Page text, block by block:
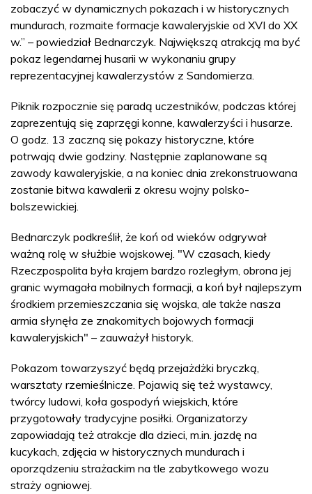
zobaczyć w dynamicznych pokazach i w historycznych
mundurach, rozmaite formacje kawaleryjskie od XVI do XX
w.” – powiedział Bednarczyk. Największą atrakcją ma być
pokaz legendarnej husarii w wykonaniu grupy
reprezentacyjnej kawalerzystów z Sandomierza.
Piknik rozpocznie się paradą uczestników, podczas której
zaprezentują się zaprzęgi konne, kawalerzyści i husarze.
O godz. 13 zaczną się pokazy historyczne, które
potrwają dwie godziny. Następnie zaplanowane są
zawody kawaleryjskie, a na koniec dnia zrekonstruowana
zostanie bitwa kawalerii z okresu wojny polsko-
bolszewickiej.
Bednarczyk podkreślił, że koń od wieków odgrywał
ważną rolę w służbie wojskowej. "W czasach, kiedy
Rzeczpospolita była krajem bardzo rozległym, obrona jej
granic wymagała mobilnych formacji, a koń był najlepszym
środkiem przemieszczania się wojska, ale także nasza
armia słynęła ze znakomitych bojowych formacji
kawaleryjskich" – zauważył historyk.
Pokazom towarzyszyć będą przejażdżki bryczką,
warsztaty rzemieślnicze. Pojawią się też wystawcy,
twórcy ludowi, koła gospodyń wiejskich, które
przygotowały tradycyjne posiłki. Organizatorzy
zapowiadają też atrakcje dla dzieci, m.in. jazdę na
kucykach, zdjęcia w historycznych mundurach i
oporządzeniu strażackim na tle zabytkowego wozu
straży ogniowej.